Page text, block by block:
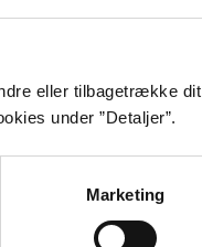
eller tilbagetrække dit
under ”Detaljer”.
Marketing